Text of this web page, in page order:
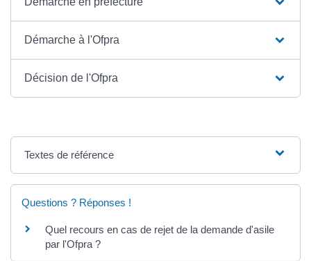
Démarche à l'Ofpra
Décision de l'Ofpra
Textes de référence
Questions ? Réponses !
Quel recours en cas de rejet de la demande d'asile
par l'Ofpra ?